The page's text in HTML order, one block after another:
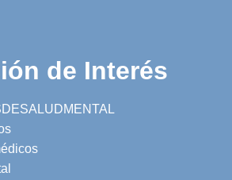
de Interés